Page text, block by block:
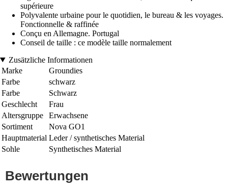
supérieure
Polyvalente urbaine pour le quotidien, le bureau & les voyages.
Fonctionnelle & raffinée
Conçu en Allemagne. Portugal
Conseil de taille : ce modèle taille normalement
Zusätzliche Informationen
Marke
Groundies
Farbe
schwarz
Farbe
Schwarz
Geschlecht
Frau
Altersgruppe
Erwachsene
Sortiment
Nova GO1
Hauptmaterial Leder / synthetisches Material
Sohle
Synthetisches Material